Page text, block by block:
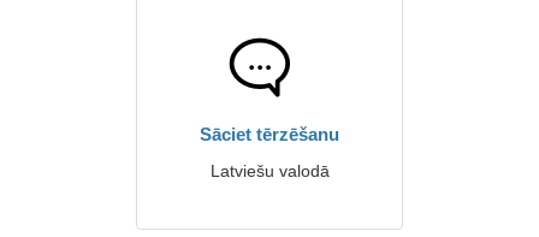
Sāciet tērzēšanu
Latviešu valodā